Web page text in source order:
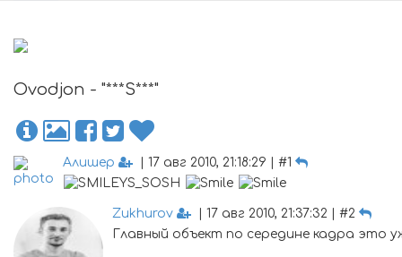
Ovodjon - "***S***"
Алишер | 17 авг 2010, 21:18:29 | #1
Zukhurov
| 17 авг 2010, 21:37:32 | #2
Главный объект по середине кадра это